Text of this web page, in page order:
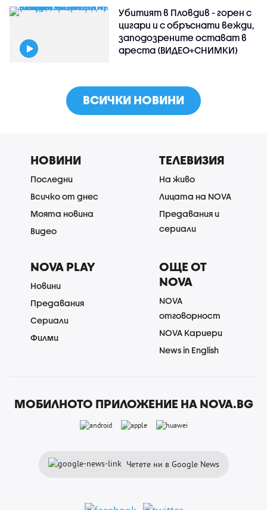
Убитият в Пловдив - горен с
цигари и с обръснати вежди,
заподозрените остават в
ареста (ВИДЕО+СНИМКИ)
ВСИЧКИ НОВИНИ
НОВИНИ
Последни
Всичко от днес
Моята новина
Видео
ТЕЛЕВИЗИЯ
На живо
Лицата на NOVA
Предавания и
сериали
NOVA PLAY
Новини
Предавания
Сериали
Филми
ОЩЕ ОТ
NOVA
NOVA
отговорност
NOVA Кариери
News in English
МОБИЛНОТО ПРИЛОЖЕНИЕ НА NOVA.BG
Четете ни в Google News